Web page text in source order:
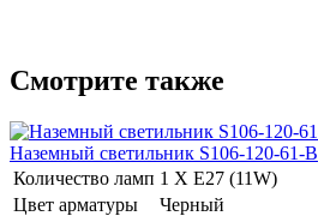
Смотрите также
Наземный светильник S106-120-61-B
Количество ламп 1 Х E27 (11W)
Цвет арматуры
Черный